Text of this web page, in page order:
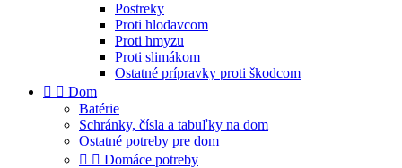
Postreky
Proti hlodavcom
Proti hmyzu
Proti slimákom
Ostatné prípravky proti škodcom
  Dom
Batérie
Schránky, čísla a tabuľky na dom
Ostatné potreby pre dom
  Domáce potreby